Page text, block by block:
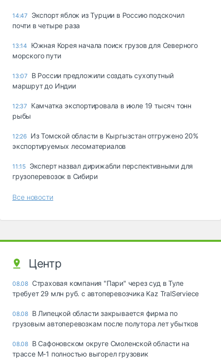
14:47
Экспорт яблок из Турции в Россию подскочил
почти в четыре раза
13:14
Южная Корея начала поиск грузов для Северного
морского пути
13:07
В России предложили создать сухопутный
маршрут до Индии
12:37
Камчатка экспортировала в июле 19 тысяч тонн
рыбы
12:26 Из Томской области в Кыргызстан отгружено 20%
экспортируемых лесоматериалов
11:15 Эксперт назвал дирижабли перспективными для
грузоперевозок в Сибири
Все новости
Центр
08.08 Страховая компания "Пари" через суд в Туле
требует 29 млн руб. с автоперевозчика Kaz TralServiece
08.08 В Липецкой области закрывается фирма по
грузовым автоперевозкам после полутора лет убытков
08.08 В Сафоновском округе Смоленской области на
трассе М-1 полностью выгорел грузовик